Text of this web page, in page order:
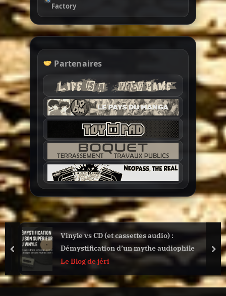
Factory
Partenaires
Vinyle vs CD (et cassettes audio) :
Démystification d’un mythe audiophile
Le Blog de jéri
prev